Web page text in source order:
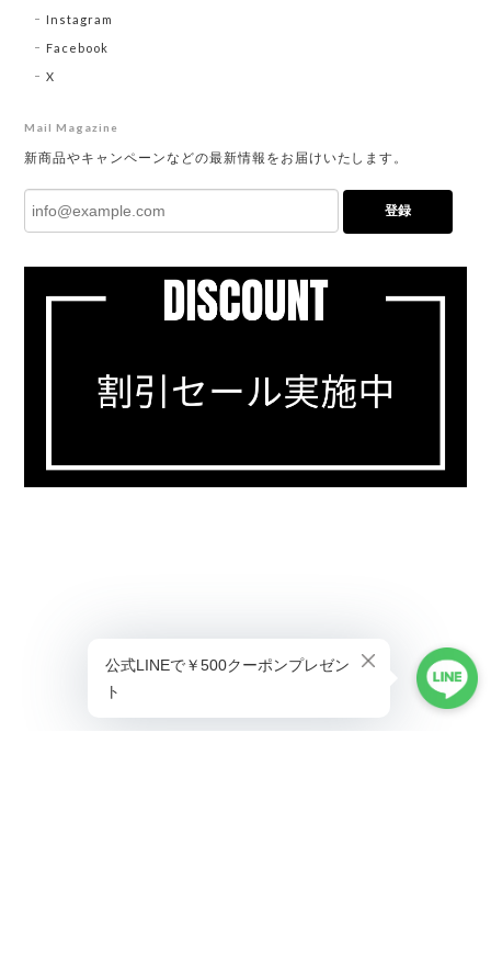
Instagram
Facebook
X
Mail Magazine
新商品やキャンペーンなどの最新情報をお届けいたします。
登録